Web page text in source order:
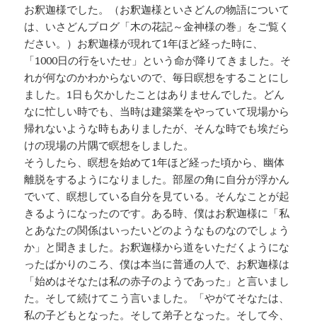
お釈迦様でした。（お釈迦様といさどんの物語について
は、いさどんブログ「木の花記～金神様の巻」をご覧く
ださい。）お釈迦様が現れて1年ほど経った時に、
「1000日の行をいたせ」という命が降りてきました。そ
れが何なのかわからないので、毎日瞑想をすることにし
ました。1日も欠かしたことはありませんでした。どん
なに忙しい時でも、当時は建築業をやっていて現場から
帰れないような時もありましたが、そんな時でも埃だら
けの現場の片隅で瞑想をしました。
そうしたら、瞑想を始めて1年ほど経った頃から、幽体
離脱をするようになりました。部屋の角に自分が浮かん
でいて、瞑想している自分を見ている。そんなことが起
きるようになったのです。ある時、僕はお釈迦様に「私
とあなたの関係はいったいどのようなものなのでしょう
か」と聞きました。お釈迦様から道をいただくようにな
ったばかりのころ、僕は本当に普通の人で、お釈迦様は
「始めはそなたは私の赤子のようであった」と言いまし
た。そして続けてこう言いました。「やがてそなたは、
私の子どもとなった。そして弟子となった。そして今、